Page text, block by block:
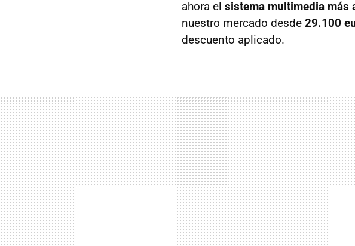
ahora el sistema multimedia más
nuestro mercado desde 29.100
descuento aplicado.